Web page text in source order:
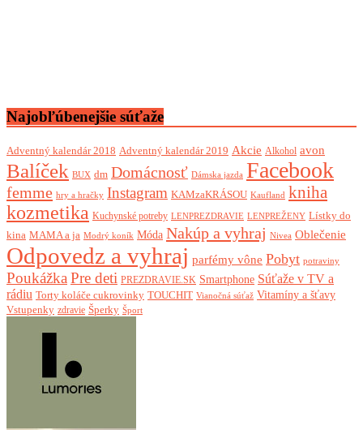
Najobľúbenejšie súťaže
Adventný kalendár 2018 Adventný kalendár 2019 Akcie Alkohol avon
Balíček BUX dm Domácnosť Dámska jazda Facebook
femme hry a hračky Instagram KAMzaKRÁSOU Kaufland kniha
kozmetika Kuchynské potreby LENPREZDRAVIE LENPREŽENY Lístky do
kina MAMA a ja Modrý koník Móda Nakúp a vyhraj Nivea Oblečenie
Odpovedz a vyhraj parfémy vône Pobyt potraviny
Poukážka Pre deti PREZDRAVIE.SK Smartphone Súťaže v TV a
rádiu Torty koláče cukrovinky TOUCHIT Vianočná súťaž Vitamíny a šťavy
Vstupenky zdravie Šperky Šport